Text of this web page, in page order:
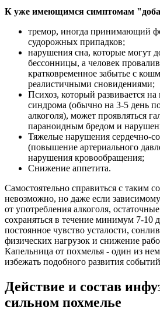
К уже имеющимся симптомам
тремор, иногда принимающий
судорожных припадков;
нарушения сна, которые могут
бессонницы, а человек
кратковременное забытье с
реалистичными сновидениями;
Психоз, который развивается
синдрома (обычно на 3-5 день
алкоголя), может проявляться
параноидным бредом и
Тяжелые нарушения сердечно-
(повышение артериального
нарушения кровообращения;
Снижение аппетита.
Самостоятельно справиться с таким
невозможно, но даже если зависимому
от употребления алкоголя,
сохраняться в течение минимум 7-10
постоянное чувство усталости,
физических нагрузок и снижение
Капельница от похмелья - один из
избежать подобного развития
Действие и состав
сильном похмелье